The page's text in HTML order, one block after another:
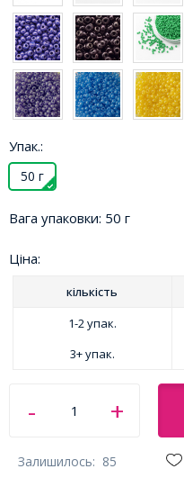
Упак.:
50 г
Вага упаковки: 50 г
Ціна:
кількість
1-2 упак.
3+ упак.
Залишилось: 85